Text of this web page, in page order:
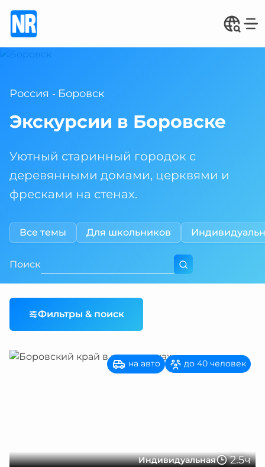
Россия - Боровск
Экскурсии в Боровске
Уютный старинный городок с
деревянными домами, церквями и
фресками на стенах.
Все темы Для школьников
Поиск
Фильтры & поиск
Индивидуальная 2.5ч
на авто до 40 человек